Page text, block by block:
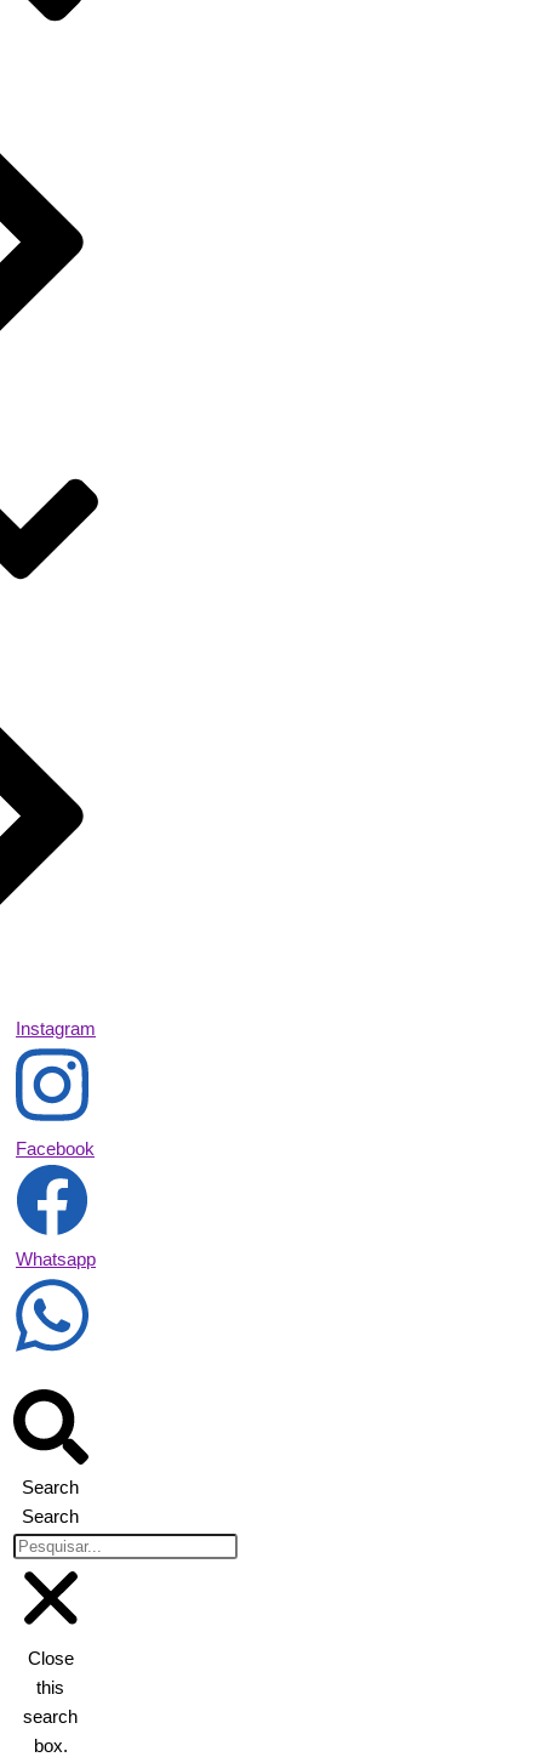
Instagram
Facebook
Whatsapp
Search
Search
Close
this
search
box.